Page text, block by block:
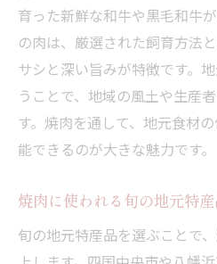
育った新鮮な和牛や黒毛和牛
の肉は、厳選された飼育方法
サシと深い旨みが特徴です。
うことで、地域の風土や生産
す。焼肉を通して、地元食材
能できるのが大きな魅力です。
焼肉に使われる旬の地元特
旬の地元特産品を選ぶことで